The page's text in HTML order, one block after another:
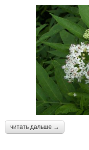
читать дальше →